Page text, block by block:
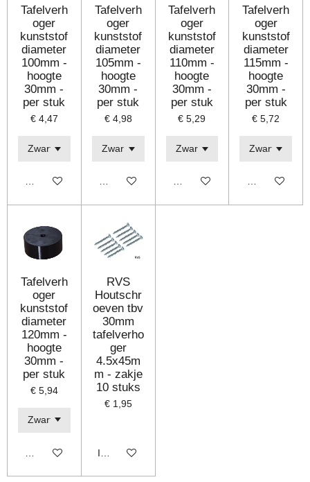
Tafelverh
oger
kunststof
diameter
100mm -
hoogte
30mm -
per stuk
€ 4,47
Bekijk details
Tafelverh
oger
kunststof
diameter
105mm -
hoogte
30mm -
per stuk
€ 4,98
Bekijk details
Tafelverh
oger
kunststof
diameter
110mm -
hoogte
30mm -
per stuk
€ 5,29
Bekijk details
Tafelverh
oger
kunststof
diameter
115mm -
hoogte
30mm -
per stuk
€ 5,72
Bekijk details
Tafelverh
oger
kunststof
diameter
120mm -
hoogte
30mm -
per stuk
€ 5,94
Bekijk details
RVS
Houtschr
oeven tbv
30mm
tafelverho
ger
4.5x45m
m - zakje
10 stuks
€ 1,95
In winkelwagen